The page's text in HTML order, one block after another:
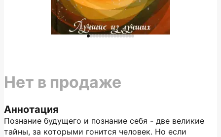
Аннотация
Познание будущего и познание себя - две великие
тайны, за которыми гонится человек. Но если
Нет в продаже